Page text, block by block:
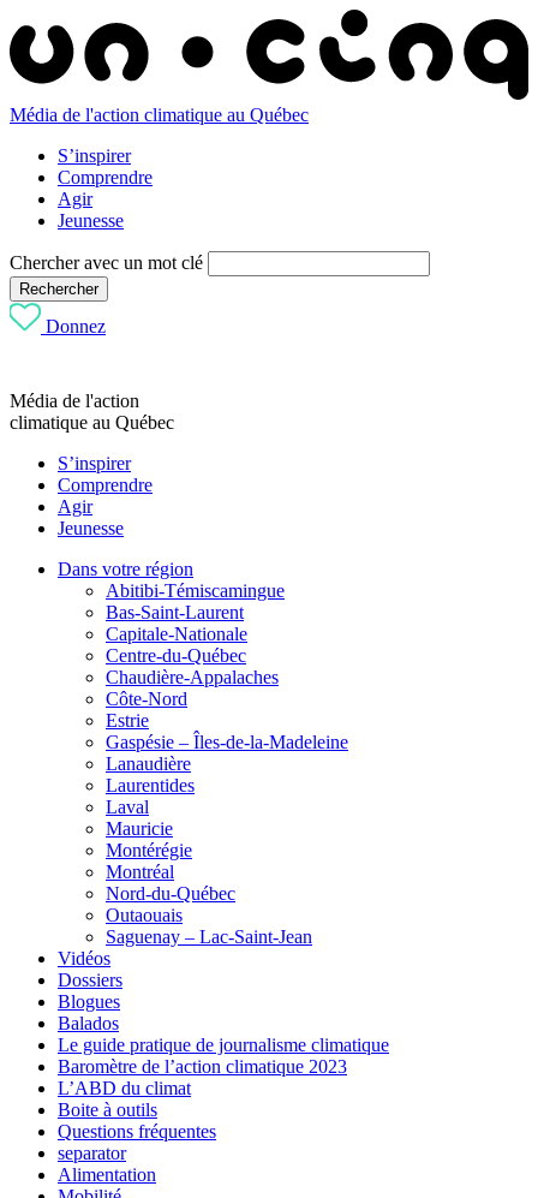
Média de l'action climatique au Québec
S’inspirer
Comprendre
Agir
Jeunesse
Chercher avec un mot clé
Rechercher
Donnez
Média de l'action
climatique au Québec
S’inspirer
Comprendre
Agir
Jeunesse
Dans votre région
Abitibi-Témiscamingue
Bas-Saint-Laurent
Capitale-Nationale
Centre-du-Québec
Chaudière-Appalaches
Côte-Nord
Estrie
Gaspésie – Îles-de-la-Madeleine
Lanaudière
Laurentides
Laval
Mauricie
Montérégie
Montréal
Nord-du-Québec
Outaouais
Saguenay – Lac-Saint-Jean
Vidéos
Dossiers
Blogues
Balados
Le guide pratique de journalisme climatique
Baromètre de l’action climatique 2023
L’ABD du climat
Boite à outils
Questions fréquentes
separator
Alimentation